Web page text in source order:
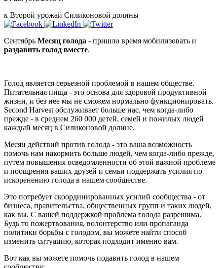
к Второй урожай Силиконовой долины
Сентябрь Месяц голода - пришло время мобилизовать и
раздавить голод вместе.
Голод является серьезной проблемой в нашем обществе.
Питательная пища - это основа для здоровой продуктивной
жизни, и без нее мы не сможем нормально функционировать.
Second Harvest обслуживает больше нас, чем когда-либо
прежде - в среднем 260 000 детей, семей и пожилых людей
каждый месяц в Силиконовой долине.
Месяц действий против голода - это ваша возможность
помочь нам накормить больше людей, чем когда-либо прежде,
путем повышения осведомленности об этой важной проблеме
и поощрения ваших друзей и семьи поддержать усилия по
искоренению голода в нашем сообществе.
Это потребует скоординированных усилий сообщества - от
бизнеса, правительства, общественных групп и таких людей,
как вы. С вашей поддержкой проблема голода разрешима.
Будь то пожертвования, волонтерство или пропаганда
политики борьбы с голодом, вы можете найти способ
изменить ситуацию, которая подходит именно вам.
Вот как вы можете помочь подавить голод в нашем